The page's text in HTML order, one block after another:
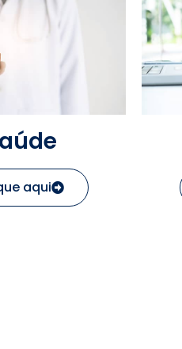
aqui